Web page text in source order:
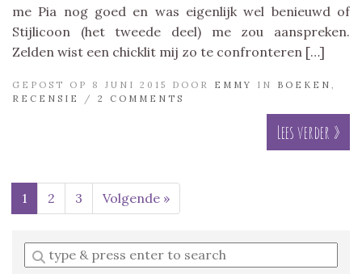
me Pia nog goed en was eigenlijk wel benieuwd of
Stijlicoon (het tweede deel) me zou aanspreken.
Zelden wist een chicklit mij zo te confronteren […]
GEPOST OP 8 JUNI 2015 DOOR EMMY IN BOEKEN
RECENSIE
/ 2 COMMENTS
Lees verder »
1 2 3 Volgende »
Enter